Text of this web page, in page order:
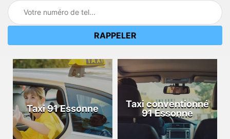
Taxi 91 Essonne
Taxi conventionné
91 Essonne